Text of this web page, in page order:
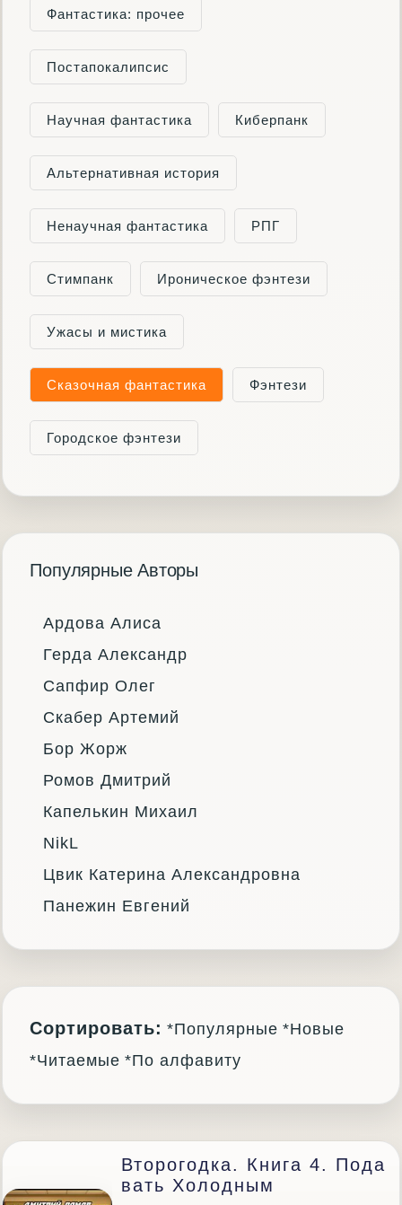
Фантастика: прочее
Постапокалипсис
Научная фантастика Киберпанк
Альтернативная история
Ненаучная фантастика РПГ
Стимпанк Ироническое фэнтези
Ужасы и мистика
Сказочная фантастика Фэнтези
Городское фэнтези
Популярные Авторы
Ардова Алиса
Герда Александр
Сапфир Олег
Скабер Артемий
Бор Жорж
Ромов Дмитрий
Капелькин Михаил
NikL
Цвик Катерина Александровна
Панежин Евгений
Сортировать: *Популярные *Новые
*Читаемые *По алфавиту
Второгодка. Книга 4. Пода
Вать Холодным